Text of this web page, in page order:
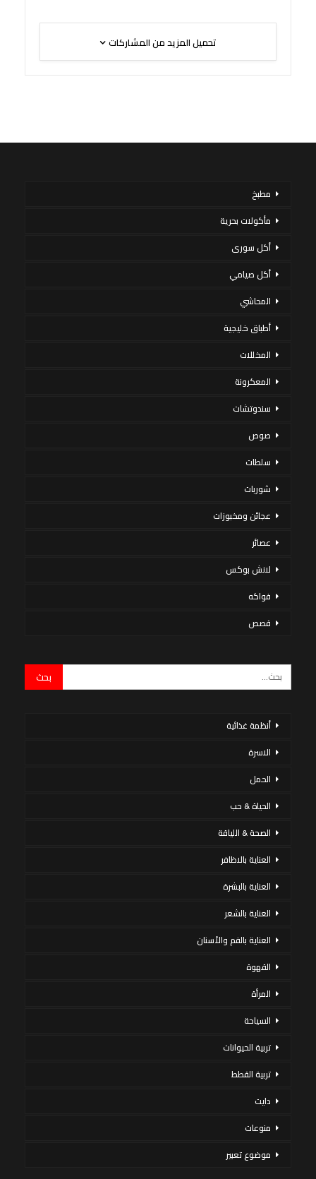
تحميل المزيد من المشاركات
مطبخ
مأكولات بحرية
أكل سورى
أكل صيامي
المحاشي
أطباق خليجية
المخللات
المعكرونة
سندوتشات
صوص
سلطات
شوربات
عجائن ومخبوزات
عصائر
لانش بوكس
فواكه
قصص
أنظمة غذائية
الاسرة
الحمل
الحياة & حب
الصحة & اللياقة
العناية بالاظافر
العناية بالبشرة
العناية بالشعر
العناية بالفم والأسنان
القهوة
المرأة
السياحة
تربية الحيوانات
تربية القطط
دايت
منوعات
موضوع تعبير